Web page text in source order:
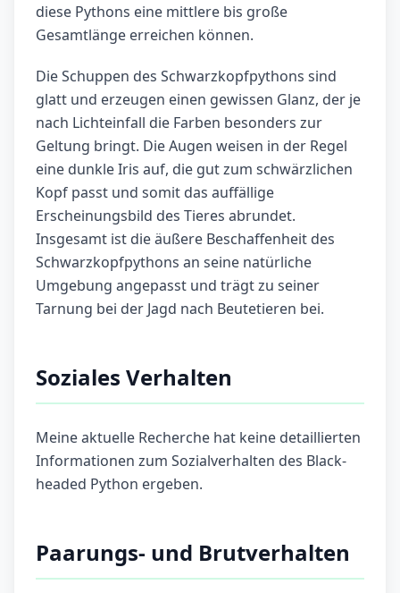
diese Pythons eine mittlere bis große
Gesamtlänge erreichen können.
Die Schuppen des Schwarz­kopfpythons sind
glatt und erzeugen einen gewissen Glanz, der je
nach Lichteinfall die Farben besonders zur
Geltung bringt. Die Augen weisen in der Regel
eine dunkle Iris auf, die gut zum schwärzlichen
Kopf passt und somit das auffällige
Erscheinungsbild des Tieres abrundet.
Insgesamt ist die äußere Beschaffenheit des
Schwarz­kopfpythons an seine natürliche
Umgebung angepasst und trägt zu seiner
Tarnung bei der Jagd nach Beutetieren bei.
Soziales Verhalten
Meine aktuelle Recherche hat keine detaillierten
Informationen zum Sozialverhalten des Black-
headed Python ergeben.
Paarungs- und Brutverhalten